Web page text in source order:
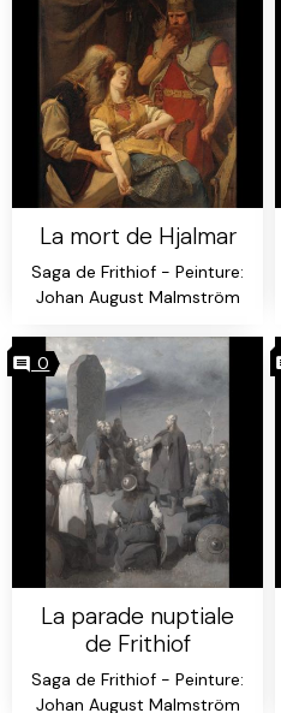
La mort de Hjalmar
Saga de Frithiof - Peinture:
Johan August Malmström
0
La parade nuptiale
de Frithiof
Saga de Frithiof - Peinture:
Johan August Malmström